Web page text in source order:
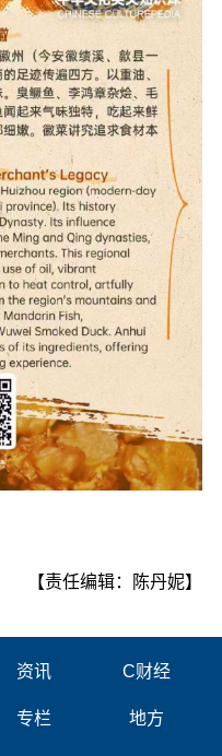
【责任编辑：陈丹妮】
资讯 C财经
专栏 地方